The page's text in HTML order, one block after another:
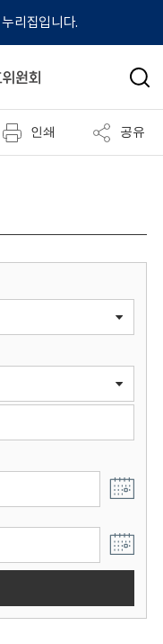
리집입니다.
검
인쇄 공유